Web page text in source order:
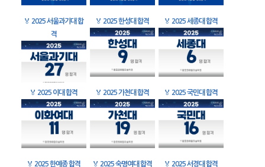
🏅 2025 서울과기대 합
격
🏅 2025 한성대 합격 🏅 2025 세종대 합격
🏅 2025 이대 합격 🏅 2025 가천대 합격 🏅 2025 국민대 합격
🏅 2025 한예종 합격 🏅 2025 숙명여대 합격 🏅 2025 서경대 합격